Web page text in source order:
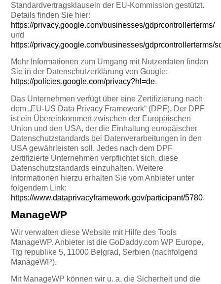
Standardvertragsklauseln der EU-Kommission gestützt.
Details finden Sie hier:
https://privacy.google.com/businesses/gdprcontrollerterms/
und
https://privacy.google.com/businesses/gdprcontrollerterms/
Mehr Informationen zum Umgang mit Nutzerdaten finden
Sie in der Datenschutzerklärung von Google:
https://policies.google.com/privacy?hl=de.
Das Unternehmen verfügt über eine Zertifizierung nach
dem „EU-US Data Privacy Framework“ (DPF). Der DPF
ist ein Übereinkommen zwischen der Europäischen
Union und den USA, der die Einhaltung europäischer
Datenschutzstandards bei Datenverarbeitungen in den
USA gewährleisten soll. Jedes nach dem DPF
zertifizierte Unternehmen verpflichtet sich, diese
Datenschutzstandards einzuhalten. Weitere
Informationen hierzu erhalten Sie vom Anbieter unter
folgendem Link:
https://www.dataprivacyframework.gov/participant/5780.
ManageWP
Wir verwalten diese Website mit Hilfe des Tools
ManageWP. Anbieter ist die GoDaddy.com WP Europe,
Trg republike 5, 11000 Belgrad, Serbien (nachfolgend
ManageWP).
Mit ManageWP können wir u. a. die Sicherheit und die